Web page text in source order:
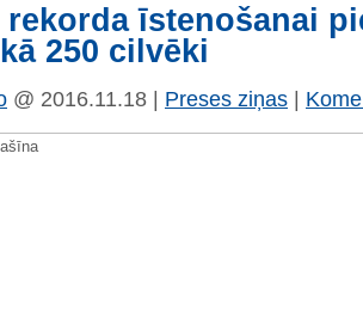
rekorda īstenošanai
250 cilvēki
@ 2016.11.18 | Preses ziņas |